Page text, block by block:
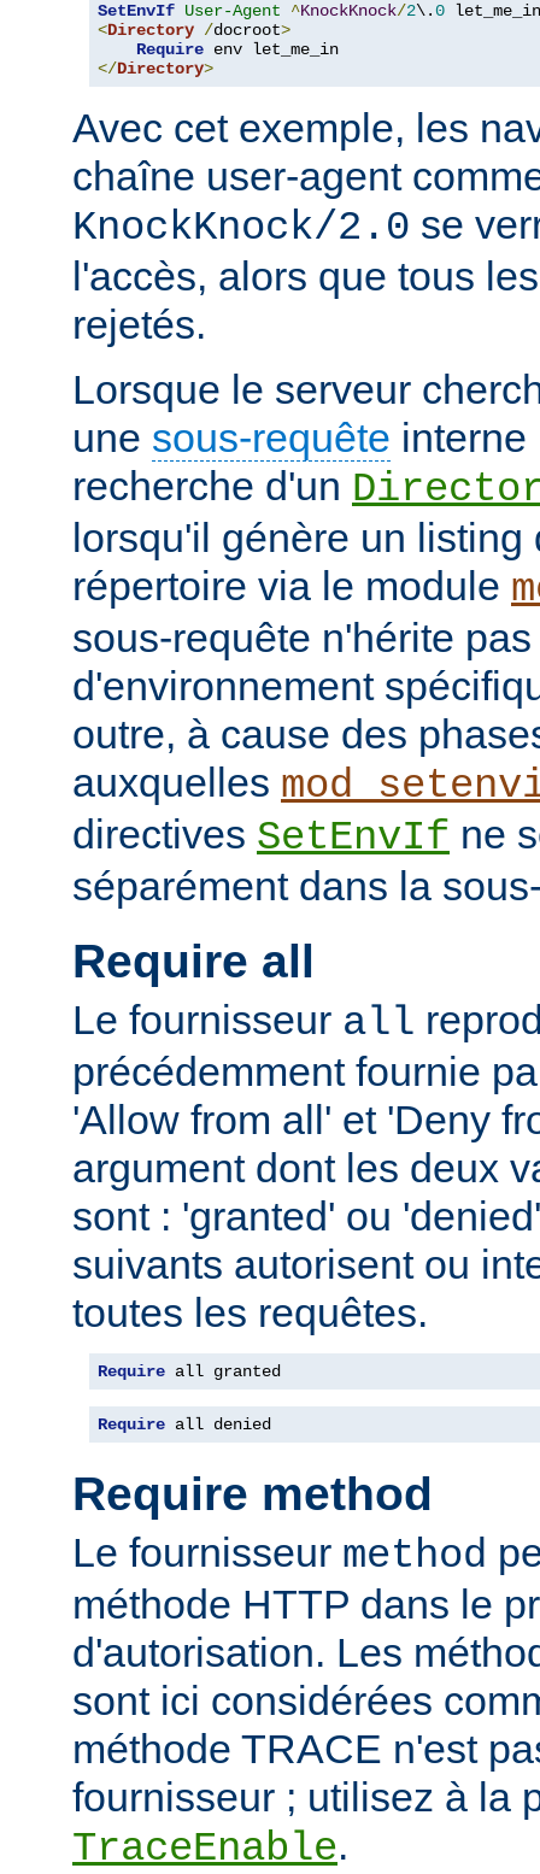
SetEnvIf User-Agent ^KnockKnock/2\.0
<Directory /docroot>
Require
</Directory>
Avec cet exemple, les
chaîne user-agent
KnockKnock/2.0 se
l'accès, alors que tous
rejetés.
Lorsque le serveur
une sous-requête interne
recherche d'un
lorsqu'il génère un listing
répertoire via le module
sous-requête n'hérite
d'environnement
outre, à cause des
auxquelles
directives SetEnvIf ne
séparément dans la
Require all
Le fournisseur all
précédemment fournie
'Allow from all' et 'Deny
argument dont les deux
sont : 'granted' ou
suivants autorisent ou
toutes les requêtes.
Require all granted
Require all denied
Require method
Le fournisseur method
méthode HTTP dans le
d'autorisation. Les
sont ici considérées
méthode TRACE n'est
fournisseur ; utilisez à la
TraceEnable.